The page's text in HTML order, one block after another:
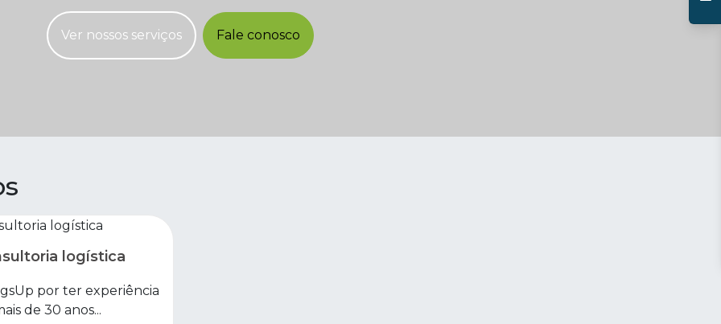
Ver nossos serviços Fale conosco
logística
por ter experiência
de 30 anos...